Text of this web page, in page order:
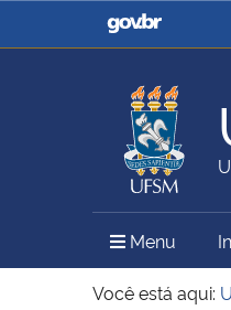
Casa Civil
Ministério da
Pecuária e
Ministério do Meio
Menu
Você está aqui: